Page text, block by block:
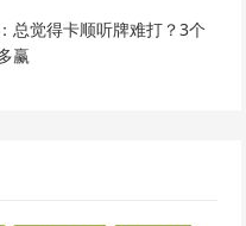
总觉得卡顺听牌难打？3个
赢